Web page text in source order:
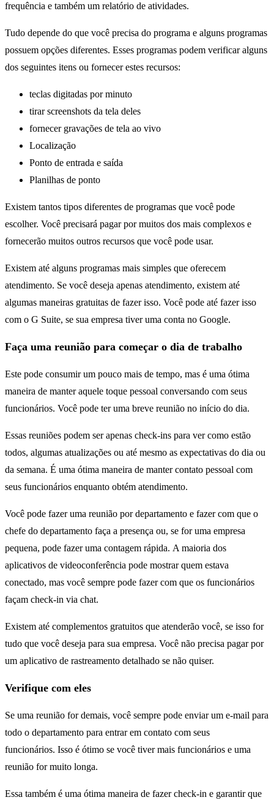
frequência e também um relatório de atividades.
Tudo depende do que você precisa do programa e alguns programas
possuem opções diferentes. Esses programas podem verificar alguns
dos seguintes itens ou fornecer estes recursos:
teclas digitadas por minuto
tirar screenshots da tela deles
fornecer gravações de tela ao vivo
Localização
Ponto de entrada e saída
Planilhas de ponto
Existem tantos tipos diferentes de programas que você pode
escolher. Você precisará pagar por muitos dos mais complexos e
fornecerão muitos outros recursos que você pode usar.
Existem até alguns programas mais simples que oferecem
atendimento. Se você deseja apenas atendimento, existem até
algumas maneiras gratuitas de fazer isso. Você pode até fazer isso
com o G Suite, se sua empresa tiver uma conta no Google.
Faça uma reunião para começar o dia de trabalho
Este pode consumir um pouco mais de tempo, mas é uma ótima
maneira de manter aquele toque pessoal conversando com seus
funcionários. Você pode ter uma breve reunião no início do dia.
Essas reuniões podem ser apenas check-ins para ver como estão
todos, algumas atualizações ou até mesmo as expectativas do dia ou
da semana. É uma ótima maneira de manter contato pessoal com
seus funcionários enquanto obtém atendimento.
Você pode fazer uma reunião por departamento e fazer com que o
chefe do departamento faça a presença ou, se for uma empresa
pequena, pode fazer uma contagem rápida. A maioria dos
aplicativos de videoconferência pode mostrar quem estava
conectado, mas você sempre pode fazer com que os funcionários
façam check-in via chat.
Existem até complementos gratuitos que atenderão você, se isso for
tudo que você deseja para sua empresa. Você não precisa pagar por
um aplicativo de rastreamento detalhado se não quiser.
Verifique com eles
Se uma reunião for demais, você sempre pode enviar um e-mail para
todo o departamento para entrar em contato com seus
funcionários. Isso é ótimo se você tiver mais funcionários e uma
reunião for muito longa.
Essa também é uma ótima maneira de fazer check-in e garantir que